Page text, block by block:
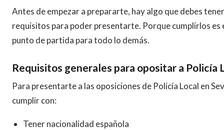
Antes de empezar a prepararte, hay algo que debes
requisitos para poder presentarte. Porque cumplirlos
punto de partida para todo lo demás.
Requisitos generales para opositar a Policía
Para presentarte a las oposiciones de Policía Local en
cumplir con:
Tener nacionalidad española